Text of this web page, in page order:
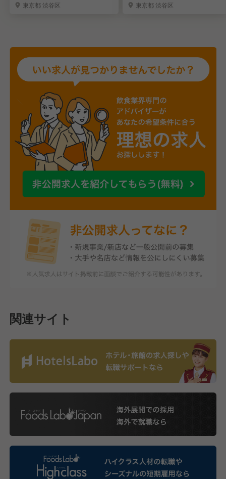
東京都 渋谷区
東京都 渋谷区
関連サイト